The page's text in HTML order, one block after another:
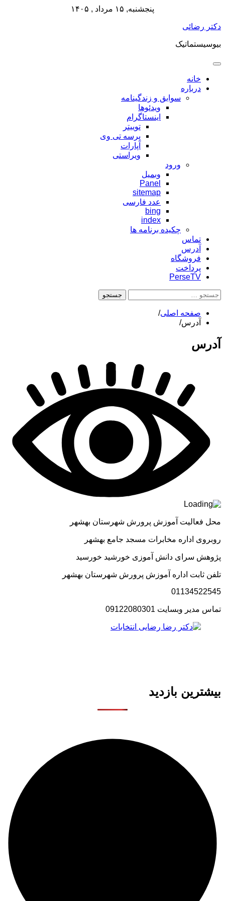
پنجشنبه, ۱۵ مرداد , ۱۴۰۵
پرش
محتوا
دکتر رضائی
بیوسیستماتیک
خانه
درباره
سوابق و زندگینامه
ویدئوها
اینستاگرام
توییتر
پرسه تی وی
آپارات
ویراستی
ورود
وبمیل
Panel
sitemap
عدد فارسی
bing
index
چکیده برنامه ها
تماس
آدرس
فروشگاه
پرداخت
PerseTV
جستجو
صفحه اصلی
آدرس
آدرس
محل فعالیت آموزش پرورش شهرستان بهشهر
روبروی اداره مخابرات مسجد جامع بهشهر
پژوهش سرای دانش آموزی خورشید خورسید
تلفن ثابت اداره آموزش پرورش شهرستان بهشهر
01134522545
تماس مدیر وبسایت 09122080301
بیشترین بازدید